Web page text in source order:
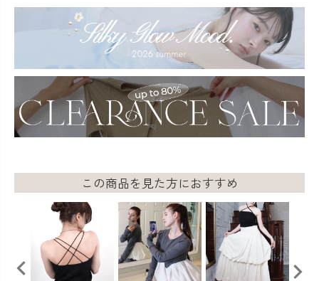
この商品を見た方におすすめ